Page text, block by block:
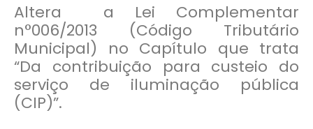
Altera a Lei Complementar
n°006/2013 (Código Tributário
Municipal) no Capítulo que trata
“Da contribuição para custeio do
serviço de iluminação pública
(CIP)”.